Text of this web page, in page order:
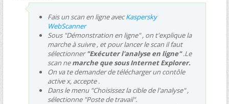
Fais un scan en ligne avecKaspersky
WebScanner
Sous "Démonstration en ligne" , on t'explique la
marche à suivre , et pour lancer le scan il faut
sélectionner"Exécuter l'analyse en ligne".Le
scan nemarche que sous Internet Explorer.
On va te demander de télécharger un contôle
active x, accepte .
Dans le menu "Choisissez la cible de l'analyse" ,
sélectionne "Poste de travail".